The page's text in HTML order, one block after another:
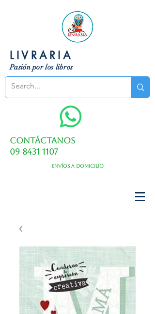
LIVRARIA
Pasión por los libros
Contáctanos
09 8431 1107
Envíos a domicilio